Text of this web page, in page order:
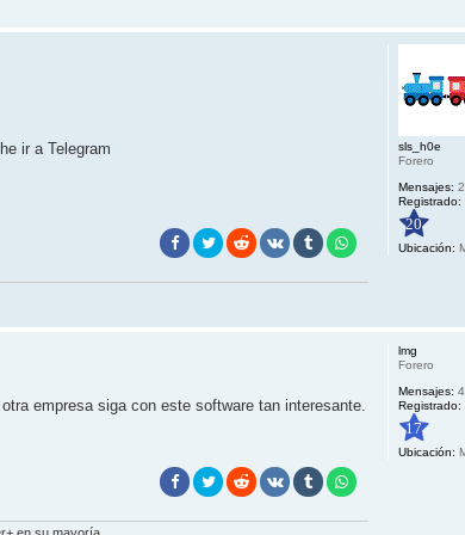
sls_h0e
Forero
Mensajes:
Registrado:
20
Ubicación:
ir a Telegram
lmg
Forero
Mensajes:
Registrado:
17
Ubicación:
empresa siga con este software tan interesante.